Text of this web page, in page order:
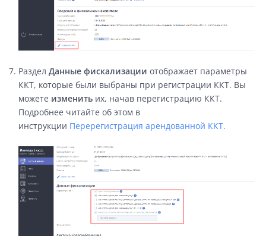
Раздел Данные фискализации отображает параметры
ККТ, которые были выбраны при регистрации ККТ. Вы
можете изменить их, начав перегистрацию ККТ.
Подробнее читайте об этом в
инструкции Перерегистрация арендованной ККТ.